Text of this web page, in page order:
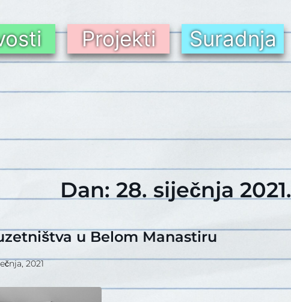
Projekti Suradnja
Dan: 28. siječnja 2021.
u Belom Manastiru
2021